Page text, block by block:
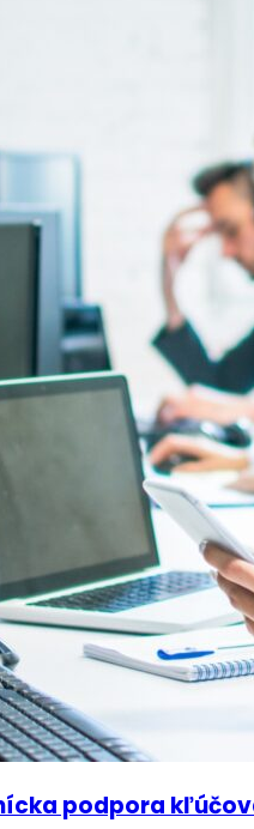
podpora